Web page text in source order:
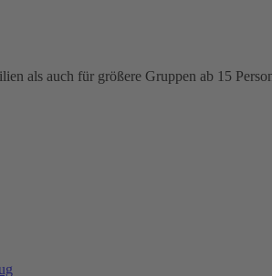
als auch für größere Gruppen ab 15